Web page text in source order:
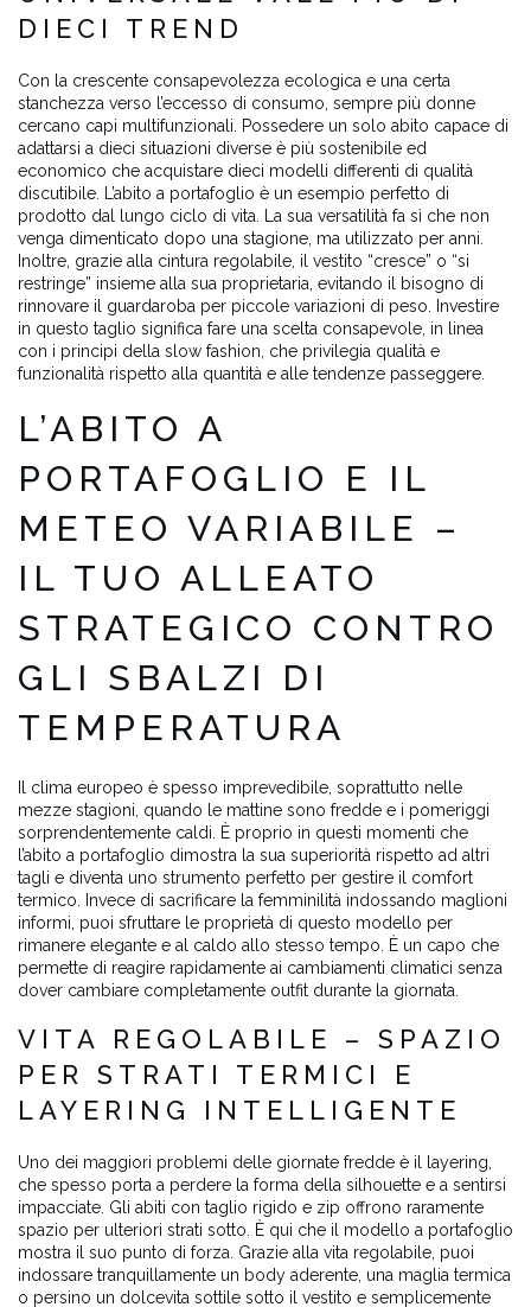
DIECI TREND
Con la crescente consapevolezza ecologica e una certa
stanchezza verso l’eccesso di consumo, sempre più donne
cercano capi multifunzionali. Possedere un solo abito capace di
adattarsi a dieci situazioni diverse è più sostenibile ed
economico che acquistare dieci modelli differenti di qualità
discutibile. L’abito a portafoglio è un esempio perfetto di
prodotto dal lungo ciclo di vita. La sua versatilità fa sì che non
venga dimenticato dopo una stagione, ma utilizzato per anni.
Inoltre, grazie alla cintura regolabile, il vestito “cresce” o “si
restringe” insieme alla sua proprietaria, evitando il bisogno di
rinnovare il guardaroba per piccole variazioni di peso. Investire
in questo taglio significa fare una scelta consapevole, in linea
con i principi della slow fashion, che privilegia qualità e
funzionalità rispetto alla quantità e alle tendenze passeggere.
L’ABITO A
PORTAFOGLIO E IL
METEO VARIABILE –
IL TUO ALLEATO
STRATEGICO CONTRO
GLI SBALZI DI
TEMPERATURA
Il clima europeo è spesso imprevedibile, soprattutto nelle
mezze stagioni, quando le mattine sono fredde e i pomeriggi
sorprendentemente caldi. È proprio in questi momenti che
l’abito a portafoglio dimostra la sua superiorità rispetto ad altri
tagli e diventa uno strumento perfetto per gestire il comfort
termico. Invece di sacrificare la femminilità indossando maglioni
informi, puoi sfruttare le proprietà di questo modello per
rimanere elegante e al caldo allo stesso tempo. È un capo che
permette di reagire rapidamente ai cambiamenti climatici senza
dover cambiare completamente outfit durante la giornata.
VITA REGOLABILE – SPAZIO
PER STRATI TERMICI E
LAYERING INTELLIGENTE
Uno dei maggiori problemi delle giornate fredde è il layering,
che spesso porta a perdere la forma della silhouette e a sentirsi
impacciate. Gli abiti con taglio rigido e zip offrono raramente
spazio per ulteriori strati sotto. È qui che il modello a portafoglio
mostra il suo punto di forza. Grazie alla vita regolabile, puoi
indossare tranquillamente un body aderente, una maglia termica
o persino un dolcevita sottile sotto il vestito e semplicemente